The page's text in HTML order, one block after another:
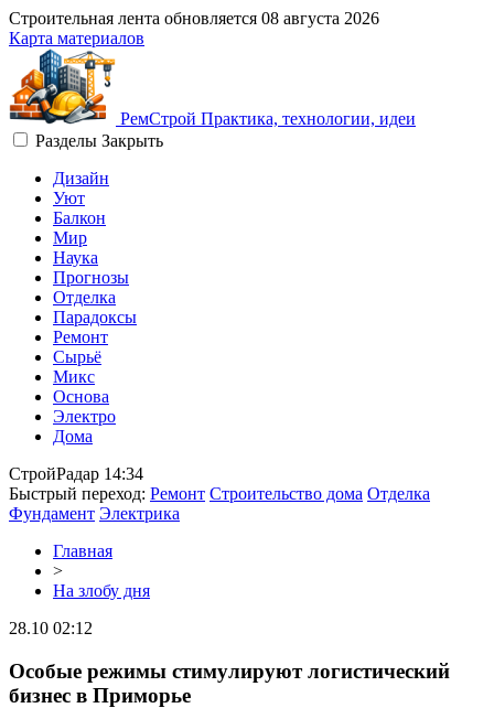
Строительная лента обновляется 08 августа 2026
Карта материалов
РемСтрой Практика, технологии, идеи
Разделы Закрыть
Дизайн
Уют
Балкон
Мир
Наука
Прогнозы
Отделка
Парадоксы
Ремонт
Сырьё
Микс
Основа
Электро
Дома
СтройРадар 14:34
Быстрый переход: Ремонт Строительство дома Отделка
Фундамент Электрика
Главная
>
На злобу дня
28.10 02:12
Особые режимы стимулируют логистический
бизнес в Приморье